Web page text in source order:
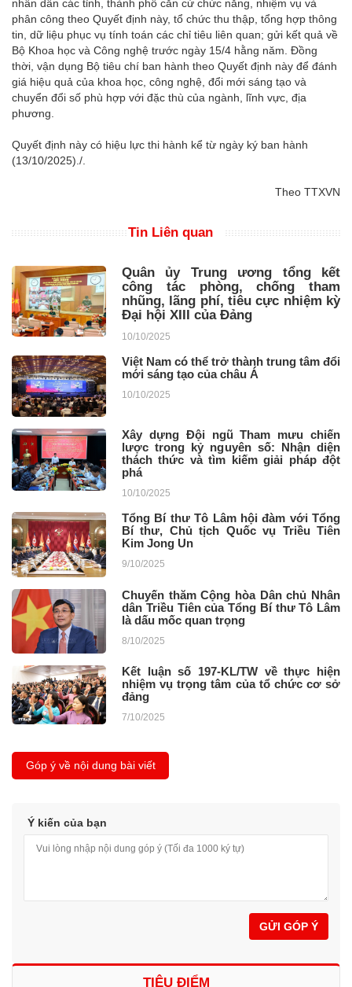
nhân dân các tỉnh, thành phố căn cứ chức năng, nhiệm vụ và
phân công theo Quyết định này, tổ chức thu thập, tổng hợp thông
tin, dữ liệu phục vụ tính toán các chỉ tiêu liên quan; gửi kết quả về
Bộ Khoa học và Công nghệ trước ngày 15/4 hằng năm. Đồng
thời, vận dụng Bộ tiêu chí ban hành theo Quyết định này để đánh
giá hiệu quả của khoa học, công nghệ, đổi mới sáng tạo và
chuyển đổi số phù hợp với đặc thù của ngành, lĩnh vực, địa
phương.
Quyết định này có hiệu lực thi hành kể từ ngày ký ban hành
(13/10/2025)./.
Theo TTXVN
Tin Liên quan
Quân ủy Trung ương tổng kết
công tác phòng, chống tham
nhũng, lãng phí, tiêu cực nhiệm kỳ
Đại hội XIII của Đảng
10/10/2025
Việt Nam có thể trở thành trung tâm đổi
mới sáng tạo của châu Á
10/10/2025
Xây dựng Đội ngũ Tham mưu chiến
lược trong kỷ nguyên số: Nhận diện
thách thức và tìm kiếm giải pháp đột
phá
10/10/2025
Tổng Bí thư Tô Lâm hội đàm với Tổng
Bí thư, Chủ tịch Quốc vụ Triều Tiên
Kim Jong Un
9/10/2025
Chuyến thăm Cộng hòa Dân chủ Nhân
dân Triều Tiên của Tổng Bí thư Tô Lâm
là dấu mốc quan trọng
8/10/2025
Kết luận số 197-KL/TW về thực hiện
nhiệm vụ trọng tâm của tổ chức cơ sở
đảng
7/10/2025
Góp ý về nội dung bài viết
Ý kiến của bạn
GỬI GÓP Ý
TIÊU ĐIỂM